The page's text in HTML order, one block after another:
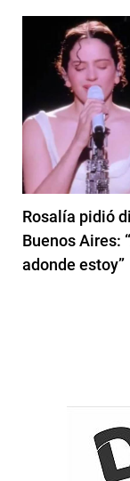
Rosalía pidió
Buenos Aires:
adonde estoy”